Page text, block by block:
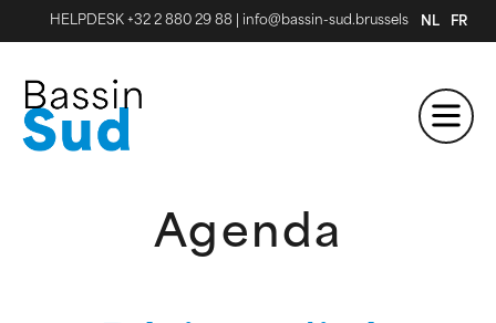
HELPDESK +32 2 880 29 88 info@bassin-sud.brussels NL FR
Agenda